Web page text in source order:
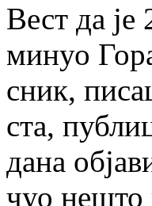
Вест да
ми­нуо
сник,
ста,
да­на
чуо не­што